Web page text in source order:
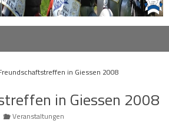
in Giessen 2008
in Giessen 2008
Veranstaltungen